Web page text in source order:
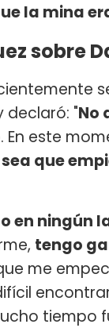
la mina
sobre
declaró: "No
. En este
que
en ningún
tengo
me
tiempo